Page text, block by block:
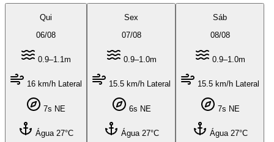
Qui
06/08
0.9–1.1m
16 km/h Lateral
7s NE
Água 27°C
Sex
07/08
0.9–1.0m
15.5 km/h Lateral
6s NE
Água 27°C
Sáb
08/08
0.9–1.0m
15.5 km/h Lateral
7s NE
Água 27°C